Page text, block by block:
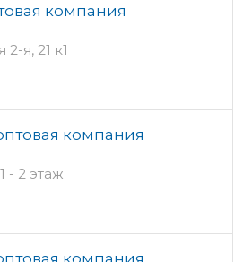
компания
я, 21 к1
компания
- 2 этаж
компания